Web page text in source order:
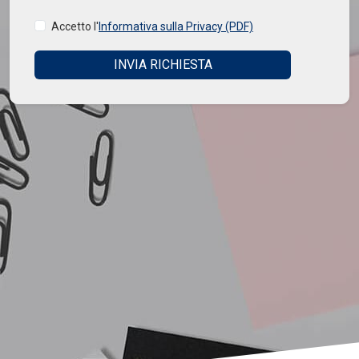
Accetto l' Informativa sulla Privacy (PDF)